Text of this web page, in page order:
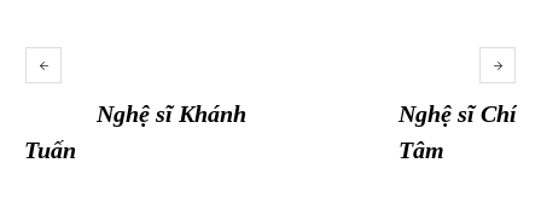
Nghệ sĩ Khánh
Tuấn
Nghệ sĩ Chí
Tâm